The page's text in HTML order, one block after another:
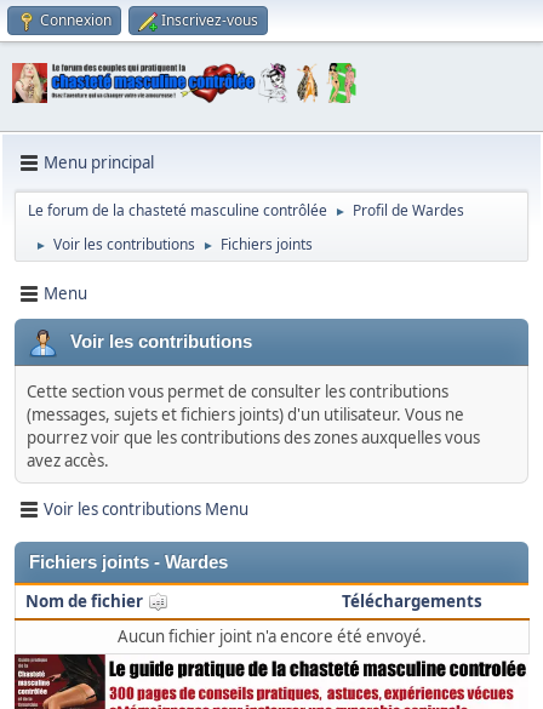
Connexion Inscrivez-vous
Menu principal
Le forum de la chasteté masculine contrôlée ► Profil de Wardes
► Voir les contributions ► Fichiers joints
Menu
Voir les contributions
Cette section vous permet de consulter les contributions
(messages, sujets et fichiers joints) d'un utilisateur. Vous ne
pourrez voir que les contributions des zones auxquelles vous
avez accès.
Voir les contributions Menu
Fichiers joints - Wardes
Nom de fichier
Téléchargements
Aucun fichier joint n'a encore été envoyé.